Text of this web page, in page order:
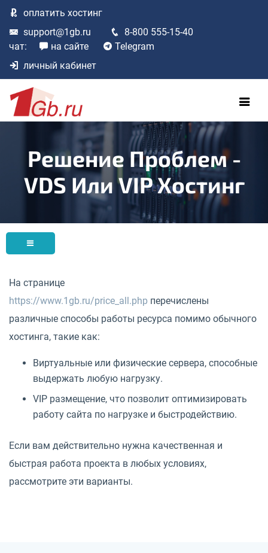
оплатить хостинг
support@1gb.ru
8-800 555-15-40
чат:
на сайте
Telegram
личный кабинет
Решение Проблем -
VDS Или VIP Хостинг
На странице
https://www.1gb.ru/price_all.php перечислены
различные способы работы ресурса помимо обычного
хостинга, такие как:
Виртуальные или физические сервера, способные
выдержать любую нагрузку.
VIP размещение, что позволит оптимизировать
работу сайта по нагрузке и быстродействию.
Если вам действительно нужна качественная и
быстрая работа проекта в любых условиях,
рассмотрите эти варианты.